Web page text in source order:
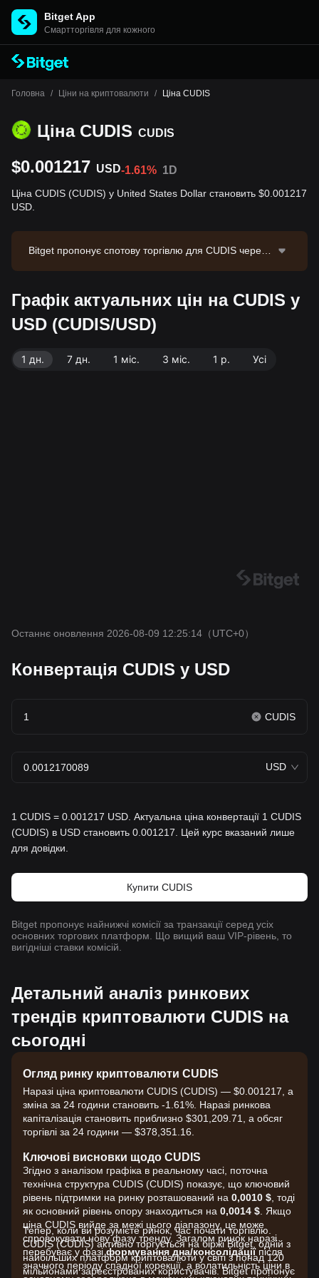
Bitget App
Cмартторгівля для кожного
Головна / Ціни на криптовалюти / Ціна CUDIS
Ціна CUDIS CUDIS
$0.001217 USD-1.61% 1D
Ціна CUDIS (CUDIS) у United States Dollar становить $0.001217
USD.
Bitget пропонує спотову торгівлю для CUDIS через т
ини $65,212.43. CUDIS має ринкову капіталізацію
$301,209.71 та циркулюючу пропозицію 247.50M C
UDIS. Джерело даних: біржа Bitget. Останнє оновле
Графік актуальних цін на CUDIS у
USD (CUDIS/USD)
1 дн. 7 дн. 1 міс. 3 міс. 1 р. Усі
Останнє оновлення 2026-08-09 12:25:14 （UTC+0）
Конвертація CUDIS у USD
CUDIS
USD
1 CUDIS = 0.001217 USD. Актуальна ціна конвертації 1 CUDIS
(CUDIS) в USD становить 0.001217. Цей курс вказаний лише
для довідки.
Купити CUDIS
Bitget пропонує найнижчі комісії за транзакції серед усіх
основних торгових платформ. Що вищий ваш VIP-рівень, то
вигідніші ставки комісій.
Детальний аналіз ринкових
трендів криптовалюти CUDIS на
сьогодні
Огляд ринку криптовалюти CUDIS
Наразі ціна криптовалюти CUDIS (CUDIS) — $0.001217, а
зміна за 24 години становить -1.61%. Наразі ринкова
капіталізація становить приблизно $301,209.71, а обсяг
торгівлі за 24 години — $378,351.16.
Ключові висновки щодо CUDIS
Згідно з аналізом графіка в реальному часі, поточна
технічна структура CUDIS (CUDIS) показує, що ключовий
рівень підтримки на ринку розташований на 0,0010 $ , тоді
як основний рівень опору знаходиться на 0,0014 $ . Якщо
ціна CUDIS вийде за межі цього діапазону, це може
спровокувати нову фазу тренду. Загалом ринок наразі
перебуває у фазіформування дна/консолідаціїпісля
значного періоду спадної корекції, а волатильність ціни в
Тепер, коли ви розумієте ринок, час почати торгівлю.
CUDIS (CUDIS) активно торгується на біржі Bitget, одній з
найбільших платформ криптовалюти у світі з понад 120
мільйонами зареєстрованих користувачів. Bitget пропонує